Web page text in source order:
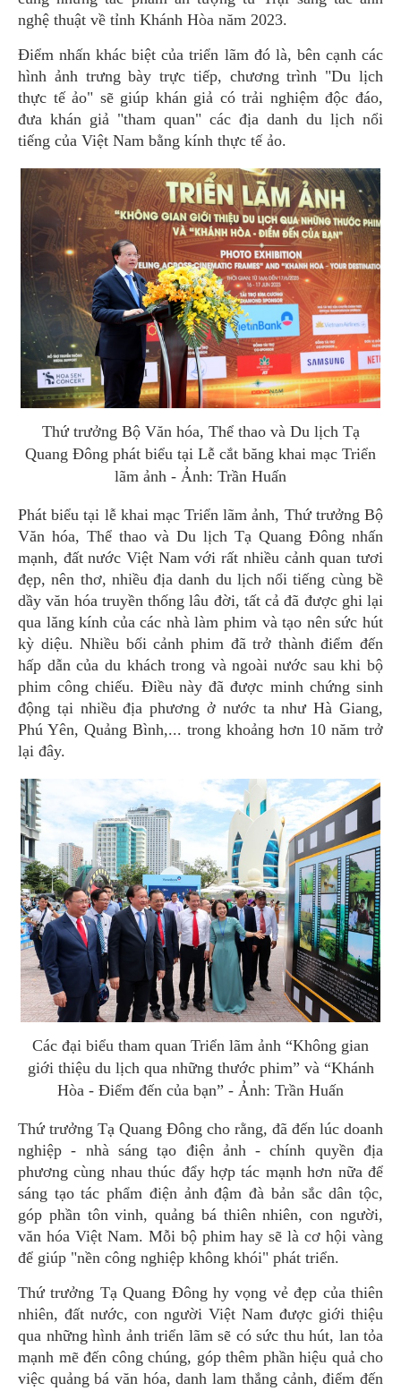
nghệ thuật về tỉnh Khánh Hòa năm 2023.
Điểm nhấn khác biệt của triển lãm đó là, bên cạnh các
hình ảnh trưng bày trực tiếp, chương trình "Du lịch
thực tế ảo" sẽ giúp khán giả có trải nghiệm độc đáo,
đưa khán giả "tham quan" các địa danh du lịch nổi
tiếng của Việt Nam bằng kính thực tế ảo.
Thứ trưởng Bộ Văn hóa, Thể thao và Du lịch Tạ
Quang Đông phát biểu tại Lễ cắt băng khai mạc Triển
lãm ảnh - Ảnh: Trần Huấn
Phát biểu tại lễ khai mạc Triển lãm ảnh, Thứ trưởng Bộ
Văn hóa, Thể thao và Du lịch Tạ Quang Đông nhấn
mạnh, đất nước Việt Nam với rất nhiều cảnh quan tươi
đẹp, nên thơ, nhiều địa danh du lịch nổi tiếng cùng bề
dầy văn hóa truyền thống lâu đời, tất cả đã được ghi lại
qua lăng kính của các nhà làm phim và tạo nên sức hút
kỳ diệu. Nhiều bối cảnh phim đã trở thành điểm đến
hấp dẫn của du khách trong và ngoài nước sau khi bộ
phim công chiếu. Điều này đã được minh chứng sinh
động tại nhiều địa phương ở nước ta như Hà Giang,
Phú Yên, Quảng Bình,... trong khoảng hơn 10 năm trở
lại đây.
Các đại biểu tham quan Triển lãm ảnh “Không gian
giới thiệu du lịch qua những thước phim” và “Khánh
Hòa - Điểm đến của bạn” - Ảnh: Trần Huấn
Thứ trưởng Tạ Quang Đông cho rằng, đã đến lúc doanh
nghiệp - nhà sáng tạo điện ảnh - chính quyền địa
phương cùng nhau thúc đẩy hợp tác mạnh hơn nữa để
sáng tạo tác phẩm điện ảnh đậm đà bản sắc dân tộc,
góp phần tôn vinh, quảng bá thiên nhiên, con người,
văn hóa Việt Nam. Mỗi bộ phim hay sẽ là cơ hội vàng
để giúp "nền công nghiệp không khói" phát triển.
Thứ trưởng Tạ Quang Đông hy vọng vẻ đẹp của thiên
nhiên, đất nước, con người Việt Nam được giới thiệu
qua những hình ảnh triển lãm sẽ có sức thu hút, lan tỏa
mạnh mẽ đến công chúng, góp thêm phần hiệu quả cho
việc quảng bá văn hóa, danh lam thắng cảnh, điểm đến